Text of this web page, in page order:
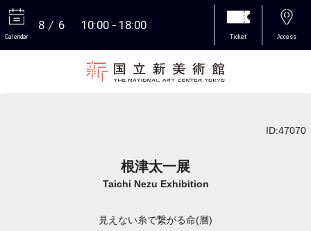
Calendar
8 6 10:00 18:00
Ticket Access
ID:47070
根津太一展
Taichi Nezu Exhibition
見えない糸で繋がる命(層)